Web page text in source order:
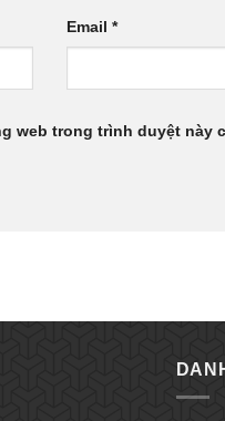
Email*
web trong trình duyệt này